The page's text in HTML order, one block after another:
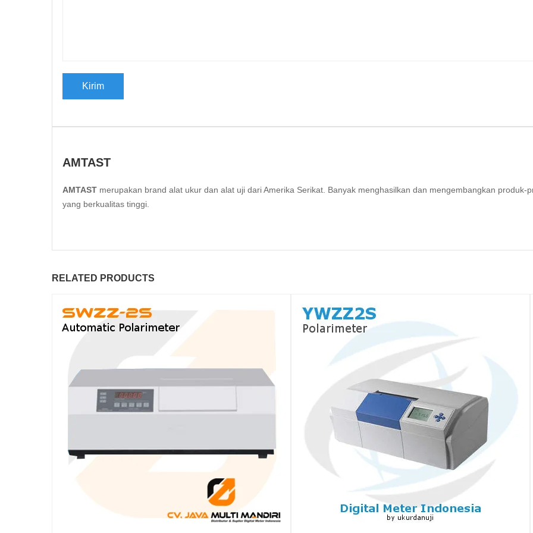
AMTAST
AMTAST merupakan brand alat ukur dan alat uji dari Amerika Serikat. Banyak menghasilkan dan mengembangkan produk-
yang berkualitas tinggi.
RELATED PRODUCTS